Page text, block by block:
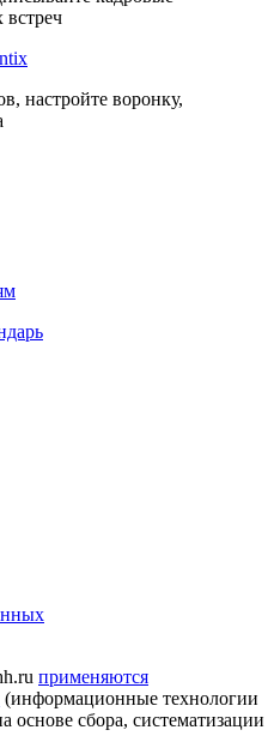
встреч
настройте воронку,
применяются
(информационные технологии
основе сбора, систематизации